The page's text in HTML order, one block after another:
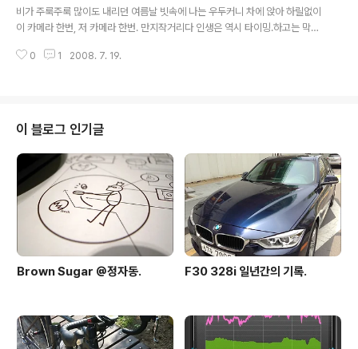
런가 했는데, 알고보니 저 호뭉쿨루스 같이 생긴 손 큰 아저씨는 어릿광대의 둘
째 아들이었다. -_-)// 우리 자리에선 28mm(에 해당하는) 단렌즈..
비가 주룩주룩 많이도 내리던 여름날 빗속에 나는 우두커니 차에 앉아 하릴없이
이 카메라 한번, 저 카메라 한번. 만지작거리다 인생은 역시 타이밍.하고는 막히
0 1 2008. 7. 19.
이 블로그 인기글
Brown Sugar @정자동. F30 328i 일년간의 기록.